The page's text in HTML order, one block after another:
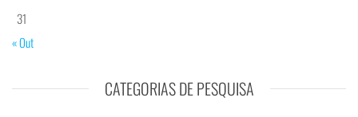
31
« Out
CATEGORIAS DE PESQUISA